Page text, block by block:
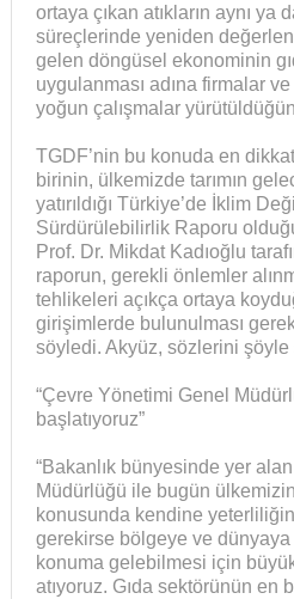
ortaya çıkan atıkların aynı ya
süreçlerinde yeniden
gelen döngüsel ekonominin
uygulanması adına firmalar
yoğun çalışmalar
TGDF’nin bu konuda en
birinin, ülkemizde tarımın
yatırıldığı Türkiye’de İklim
Sürdürülebilirlik Raporu
Prof. Dr. Mikdat Kadıoğlu
raporun, gerekli önlemler
tehlikeleri açıkça ortaya
girişimlerde bulunulması
söyledi. Akyüz, sözlerini şöyle
“Çevre Yönetimi Genel
başlatıyoruz”
“Bakanlık bünyesinde yer
Müdürlüğü ile bugün ülkemizin
konusunda kendine
gerekirse bölgeye ve
konuma gelebilmesi için
atıyoruz. Gıda sektörünün en